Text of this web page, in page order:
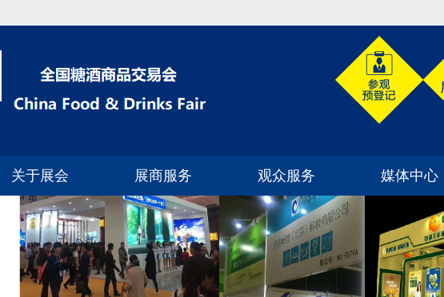
关于展会
2024年深圳糖酒会
参展流程
展区分布
展品范围
展商服务
展位预定
为何参展
如何选展位
观众服务
如何到达展馆
观众预登记
展商名单
展位分布
媒体中心
企业动态
行业动态
展位类型